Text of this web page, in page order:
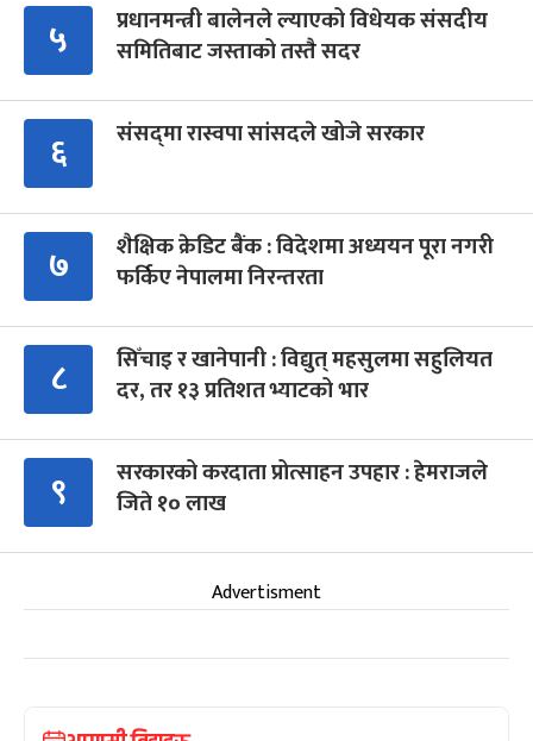
५
प्रधानमन्त्री बालेनले ल्याएको विधेयक संसदीय
समितिबाट जस्ताको तस्तै सदर
६ संसद्‍मा रास्वपा सांसदले खोजे सरकार
७
शैक्षिक क्रेडिट बैंक : विदेशमा अध्ययन पूरा नगरी
फर्किए नेपालमा निरन्तरता
८
सिँचाइ र खानेपानी : विद्युत् महसुलमा सहुलियत
दर, तर १३ प्रतिशत भ्याटको भार
९
सरकारको करदाता प्रोत्साहन उपहार : हेमराजले
जिते १० लाख
Advertisment